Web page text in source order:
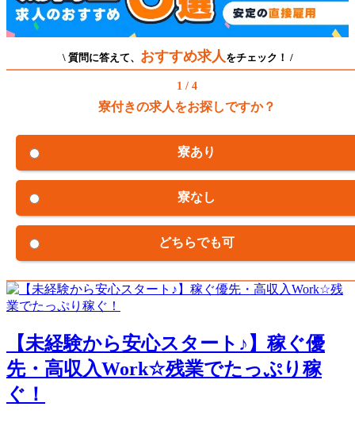
\ 質問に答えて、 おすすめ求人 をチェック！ /
1 / 4
寮付きの求人をお探しですか？
寮あり
寮なし
どちらでも可
【未経験から安心スタート♪】稼ぐ優
先・高収入Work☆残業でたっぷり稼
ぐ！